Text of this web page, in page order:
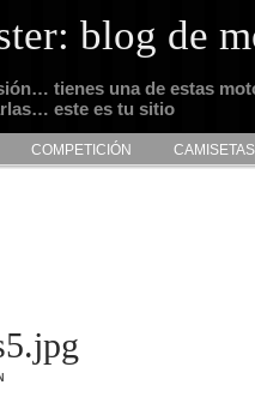
blog de
tienes una de estas
este es tu sitio
COMPETICIÓN CAMISETAS